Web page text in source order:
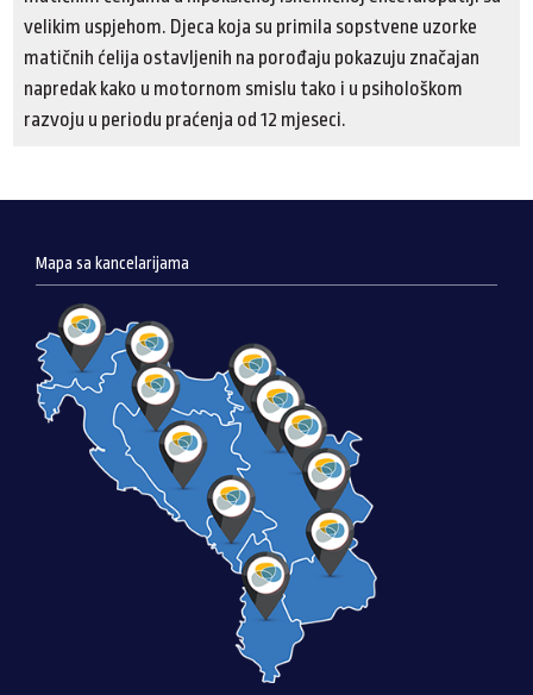
velikim uspjehom. Djeca koja su primila sopstvene uzorke
matičnih ćelija ostavljenih na porođaju pokazuju značajan
napredak kako u motornom smislu tako i u psihološkom
razvoju u periodu praćenja od 12 mjeseci.
Mapa sa kancelarijama